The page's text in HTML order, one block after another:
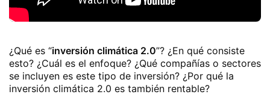
¿Qué es “inversión climática 2.0”? ¿En qué consiste
esto? ¿Cuál es el enfoque? ¿Qué compañías o sectores
se incluyen es este tipo de inversión? ¿Por qué la
inversión climática 2.0 es también rentable?